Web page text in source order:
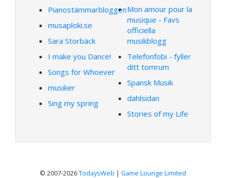
Pianostämmarbloggen
musaploki.se
Sara Storbäck
I make you Dance!
Songs for Whoever
musiker
Sing my spring
Mon amour pour la
musique - Favs
officiella
musikblogg
Telefonfobi - fyller
ditt tomrum
Spansk Musik
dahlsidan
Stories of my Life
© 2007-2026TodaysWeb | Game Lounge Limited